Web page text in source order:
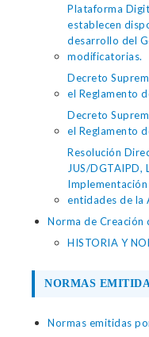
Plataforma
establecen
desarrollo del
modificatorias.
Decreto
el Reglamento
Decreto
el Reglamento
Resolución
JUS/DGTAIPD,
entidades de la
Norma de Creación
HISTORIA Y
NORMAS
Normas emitidas